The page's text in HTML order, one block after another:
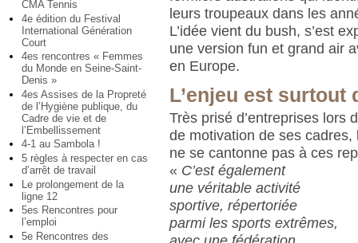
CMA Tennis
4e édition du Festival
International Génération
Court
4es rencontres « Femmes
du Monde en Seine-Saint-
Denis »
4es Assises de la Propreté
de l’Hygiène publique, du
Cadre de vie et de
l’Embellissement
4-1 au Sambola !
5 règles à respecter en cas
d’arrêt de travail
Le prolongement de la
ligne 12
5es Rencontres pour
l’emploi
5e Rencontres des
leurs troupeaux dans les
L’idée vient du bush, s’est
une version fun et grand air
en Europe.
L’enjeu est surtout
Très prisé d’entreprises lors
de motivation de ses cadres,
ne se cantonne pas à ces
« C’est également
une véritable activité
sportive, répertoriée
parmi les sports extrêmes,